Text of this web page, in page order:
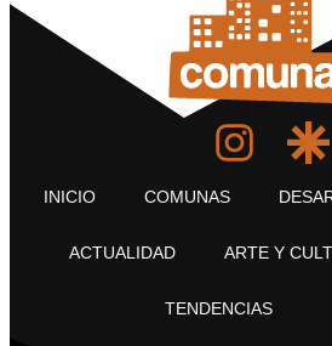
INICIO COMUNAS
ACTUALIDAD ARTE Y
TENDENCIAS